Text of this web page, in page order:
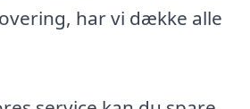
har vi dække alle